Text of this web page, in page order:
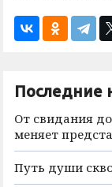
Последние
От свидания до
меняет
Путь души